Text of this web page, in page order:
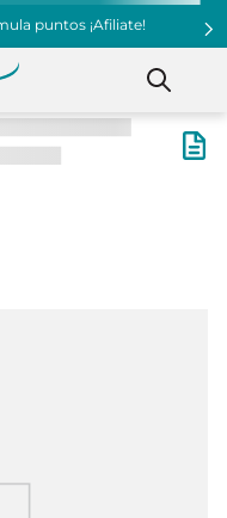
puntos ¡Afiliate!